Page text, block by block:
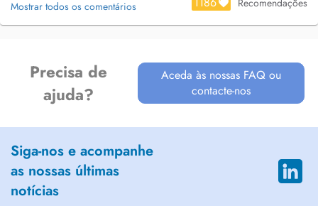
Mostrar todos os comentários Recomendações
Precisa de
ajuda?
Aceda às nossas FAQ ou
contacte-nos
Siga-nos e acompanhe
as nossas últimas
notícias